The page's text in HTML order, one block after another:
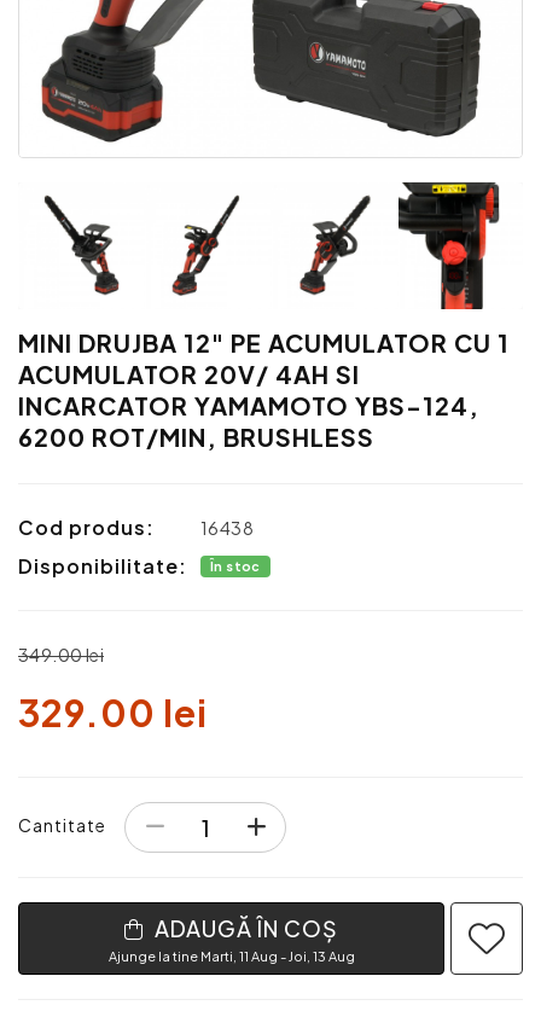
MINI DRUJBA 12" PE ACUMULATOR CU 1
ACUMULATOR 20V/ 4AH SI
INCARCATOR YAMAMOTO YBS-124,
6200 ROT/MIN, BRUSHLESS
Cod produs: 16438
Disponibilitate: În stoc
349.00 lei
329.00 lei
Cantitate
ADAUGĂ ÎN COȘ
Ajunge la tine Marti, 11 Aug - Joi, 13 Aug